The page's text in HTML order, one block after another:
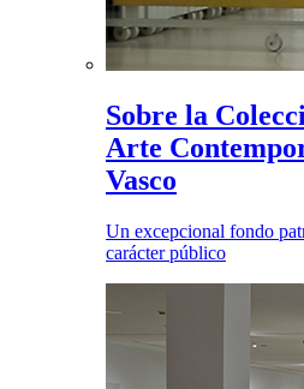
Sobre la
Arte
Vasco
Un excepcional fondo
carácter público